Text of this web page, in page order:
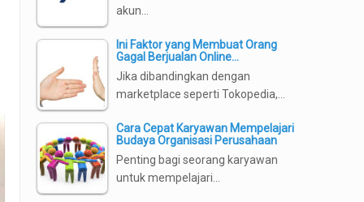
akun…
Ini Faktor yang Membuat Orang
Gagal Berjualan Online…
Jika dibandingkan dengan
marketplace seperti Tokopedia,…
Cara Cepat Karyawan Mempelajari
Budaya Organisasi Perusahaan
Penting bagi seorang karyawan
untuk mempelajari…